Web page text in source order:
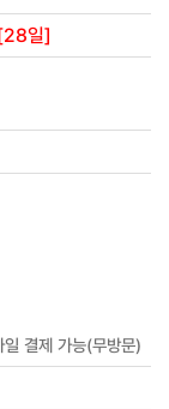
[28일]
결제 가능(무방문)